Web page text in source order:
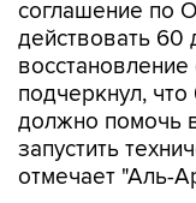
соглашение по
действовать 60
подчеркнул,
должно помочь
запустить
отмечает "Аль-